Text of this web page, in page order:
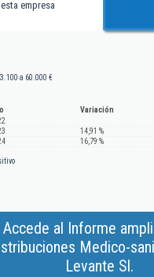
empresa
3.100 a 60.000 €
Variación
14,91 %
16,79 %
Accede al Informe
Medico-
Levante Sl.